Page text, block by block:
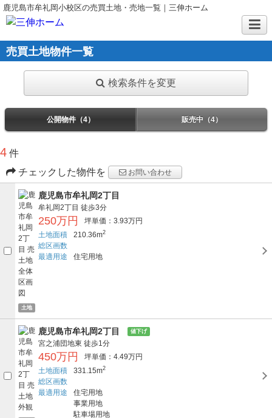
鹿児島市牟礼岡小校区の売買土地・売地一覧｜三伸ホーム
売買土地物件一覧
検索条件を変更
公開物件（4） 販売中（4）
4 件
チェックした物件を
お問い合わせ
土地
鹿児島市牟礼岡2丁目
牟礼岡2丁目 徒歩3分
250万円
坪単価：3.93万円
土地面積
210.36m2
総区画数
最適用途
住宅用地
鹿児島市牟礼岡2丁目 値下げ
宮之浦団地東 徒歩1分
450万円
坪単価：4.49万円
土地面積
331.15m2
総区画数
最適用途
住宅用地
事業用地
駐車場用地